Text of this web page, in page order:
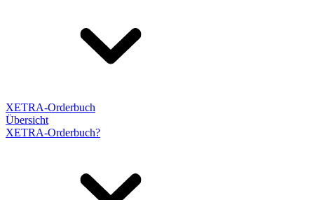
XETRA-Orderbuch
Übersicht
XETRA-Orderbuch?